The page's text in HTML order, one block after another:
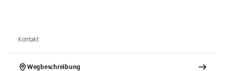
Kontakt
Wegbeschreibung